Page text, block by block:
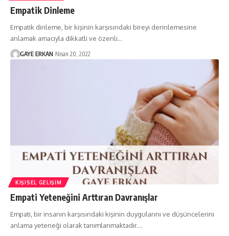
Empatik Dinleme
Empatik dinleme, bir kişinin karşısındaki bireyi derinlemesine
anlamak amacıyla dikkatli ve özenli…
GAYE ERKAN Nisan 20, 2022
KIŞISEL GELIŞIM
Empati Yeteneğini Arttıran Davranışlar
Empati, bir insanın karşısındaki kişinin duygularını ve düşüncelerini
anlama yeteneği olarak tanımlanmaktadır.…